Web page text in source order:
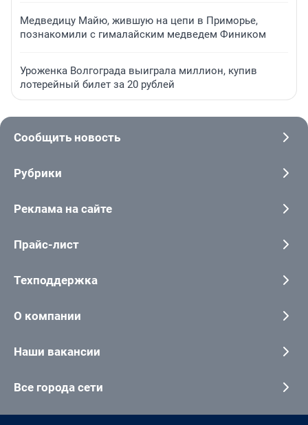
Медведицу Майю, жившую на цепи в Приморье,
познакомили с гималайским медведем Фиником
Уроженка Волгограда выиграла миллион, купив
лотерейный билет за 20 рублей
Сообщить новость
Рубрики
Реклама на сайте
Прайс-лист
Техподдержка
О компании
Наши вакансии
Все города сети